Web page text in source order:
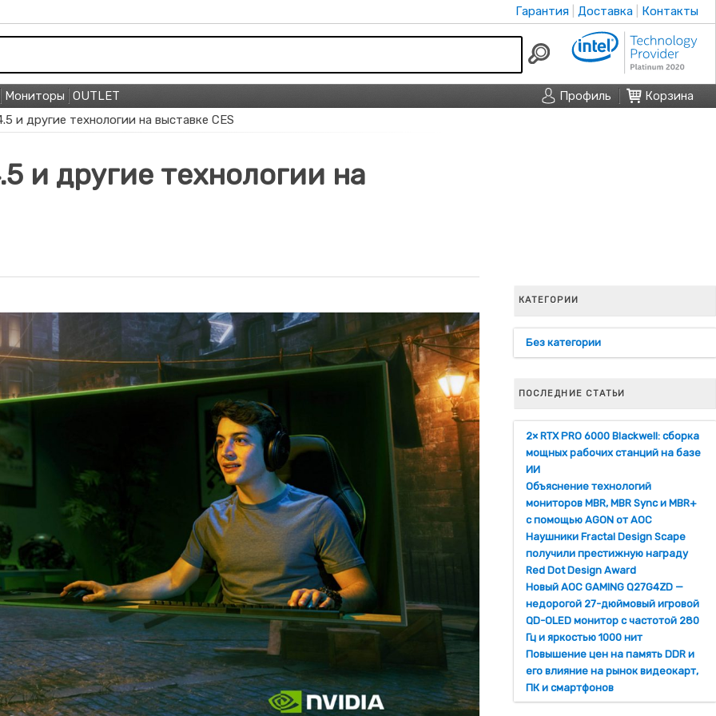
Гарантия Доставка Контакты
Мониторы OUTLET Профиль
Корзина
и другие технологии на выставке CES
и другие технологии на
КАТЕГОРИИ
Без категории
ПОСЛЕДНИЕ СТАТЬИ
2× RTX PRO 6000 Blackwell: сборка
мощных рабочих станций на базе
ИИ
Объяснение технологий
мониторов MBR, MBR Sync и MBR+
с помощью AGON от AOC
Наушники Fractal Design Scape
получили престижную награду
Red Dot Design Award
Новый AOC GAMING Q27G4ZD —
недорогой 27-дюймовый игровой
QD-OLED монитор с частотой 280
Гц и яркостью 1000 нит
Повышение цен на память DDR и
его влияние на рынок видеокарт,
ПК и смартфонов